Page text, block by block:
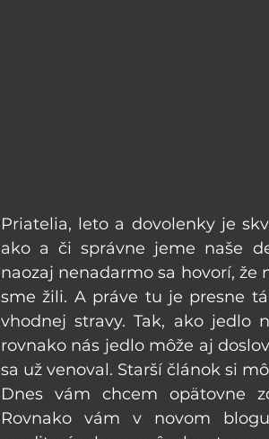
Priatelia, leto a dovolenky je
ako a či správne jeme naše
naozaj nenadarmo sa hovorí,
sme žili. A práve tu je presne
vhodnej stravy. Tak, ako jedlo
rovnako nás jedlo môže aj
sa už venoval. Starší článok si
Dnes vám chcem opätovne
Rovnako vám v novom